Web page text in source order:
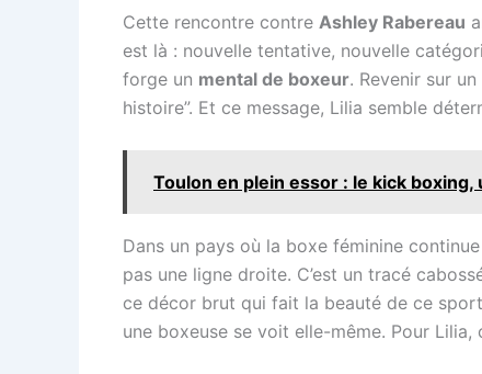
Cette rencontre contre Ashley Rabereau
est là : nouvelle tentative, nouvelle
forge un mental de boxeur. Revenir sur
histoire”. Et ce message, Lilia semble
Toulon en plein essor : le kick
Dans un pays où la boxe féminine
pas une ligne droite. C’est un tracé
ce décor brut qui fait la beauté de ce
une boxeuse se voit elle-même. Pour